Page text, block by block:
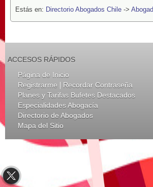
Estás en: Directorio Abogados Chile ->
ACCESOS RÁPIDOS
Página de Inicio
Registrarme | Recordar Contraseña
Planes y Tarifas Bufetes Destacados
Especialidades Abogacía
Directorio de Abogados
Mapa del Sitio